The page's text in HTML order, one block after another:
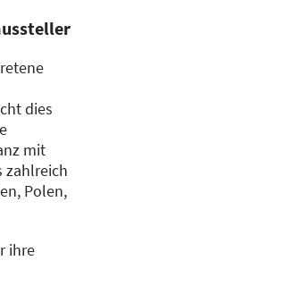
dies
mit
zahlreich
Polen,
ihre